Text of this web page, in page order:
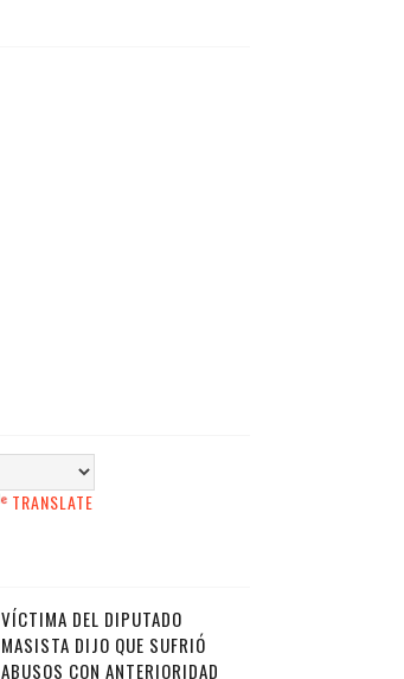
TRANSLATE
VÍCTIMA DEL DIPUTADO
MASISTA DIJO QUE SUFRIÓ
ABUSOS CON ANTERIORIDAD